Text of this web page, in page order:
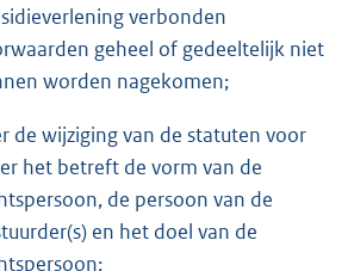
verbonden
geheel of gedeeltelijk niet
worden nagekomen;
de wijziging van de statuten voor
het betreft de vorm van de
de persoon van de
en het doel van de